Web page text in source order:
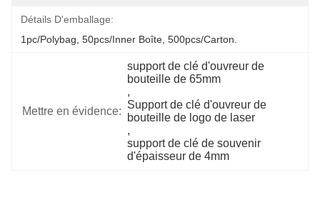
Détails D'emballage:
1pc/polybag, 50pcs/inner Boîte, 500pcs/carton.
Mettre en évidence:
support de clé d'ouvreur de
bouteille de 65mm
,
Support de clé d'ouvreur de
bouteille de logo de laser
,
support de clé de souvenir
d'épaisseur de 4mm